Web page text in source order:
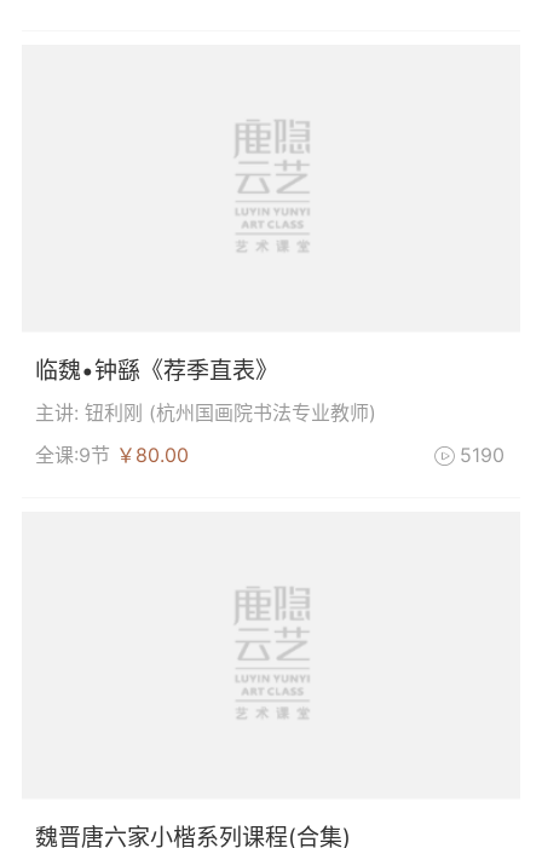
临魏•钟繇《荐季直表》
主讲: 钮利刚 (杭州国画院书法专业教师)
全课:9节 ￥80.00  5190
魏晋唐六家小楷系列课程(合集)